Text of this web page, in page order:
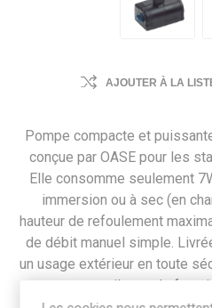
AJOUTER À LA
Pompe compacte et
conçue par OASE pour les
Elle consomme seulement
immersion ou à sec (en
hauteur de refoulement
de débit manuel simple.
un usage extérieur en toute
son silence de